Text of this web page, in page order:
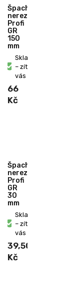
Špachtle
nerezová
Profi
GR
150
mm
Skladem
– zítra u
vás
66
Kč
Špachtle
nerezová
Profi
GR
30
mm
Skladem
– zítra u
vás
39,50
Kč